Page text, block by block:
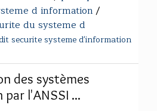
d information/
du systeme d
securite systeme d'information
des systèmes
l'ANSSI ...